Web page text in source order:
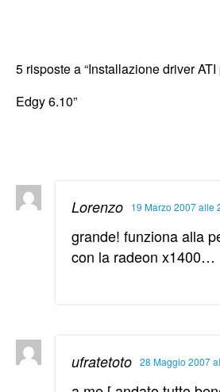
5 risposte a “Installazione driver
Edgy 6.10”
Lorenzo 19 Marzo 2007 alle
grande! funziona alla
con la radeon x1400…
ufratetoto 28 Maggio 2007